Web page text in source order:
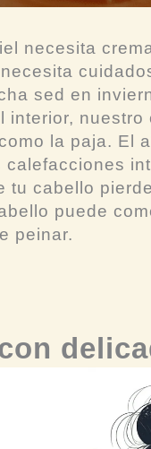
necesita
sed en
interior,
la paja. El
calefacciones
tu cabello
puede
peinar.